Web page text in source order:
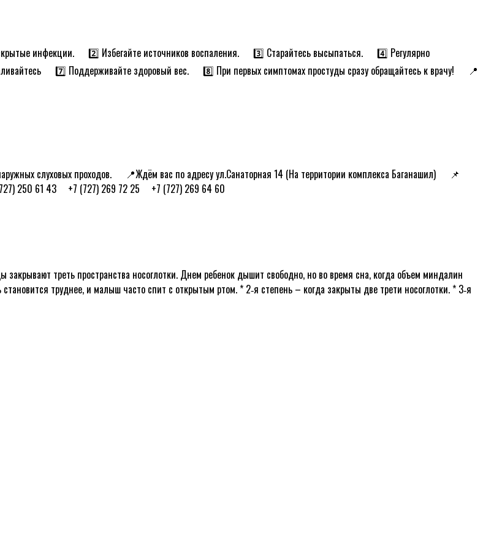
инфекции. ᅠ 2️⃣ Избегайте источников воспаления. ᅠ 3️⃣ Старайтесь высыпаться. ᅠ 4️⃣ Регулярно
ᅠ 7️⃣ Поддерживайте здоровый вес. ᅠ 8️⃣ При первых симптомах простуды сразу обращайтесь к врачу! ᅠ 📍
слуховых проходов. ᅠ 📍Ждём вас по адресу ул.Санаторная 14 (На территории комплекса Баганашил) ᅠ 📌
250 61 43 ᅠ+7 (727) 269 72 25 ᅠ+7 (727) 269 64 60
треть пространства носоглотки. Днем ребенок дышит свободно, но во время сна, когда объем миндалин
труднее, и малыш часто спит с открытым ртом. * 2‑я степень – когда закрыты две трети носо­глотки. * 3‑я